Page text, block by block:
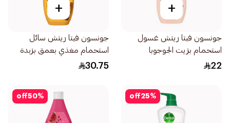
+
جونسون فيتا ريتش غسول
استحمام بزيت الجوجوبا
وفيتامين هـ 250مل
22
+
جونسون فيتا ريتش سائل
استحمام مغذي بعمق بزبدة
الكاكاو غني 400مل
30.75
25%
off
50%
off